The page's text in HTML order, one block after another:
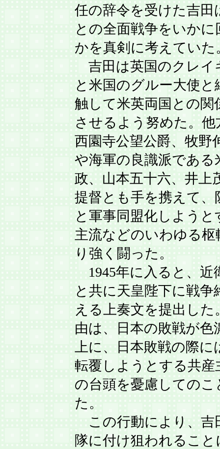
任の辞令を受けた吉田
との全面戦争をいかに
かを真剣に考えていた
吉田は英国のクレイ
と米国のグルー大使と
触して米英両国との関
させるよう努めた。他
西園寺公望公爵、牧野
や海軍の良識派である
政、山本五十六、井上
提督とも手を携えて、
と軍事同盟化しようと
主流などのいわゆる枢
り強く闘った。
1945年に入ると、近
と共に天皇陛下に戦争
える上奏文を提出した
由は、日本の敗戦が色
上に、日本敗戦の際に
転覆しようとする共産
の台頭を憂慮してのこ
た。
この行動により、吉
隊に付け狙われるこ